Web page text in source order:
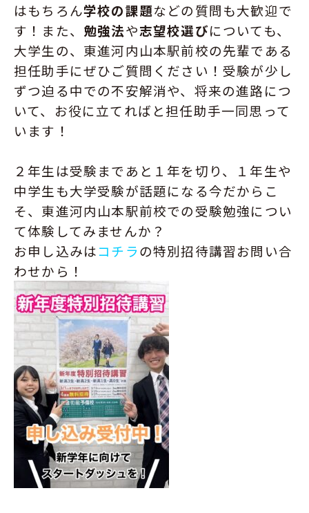
はもちろん学校の課題などの質問も大歓迎で
す！また、 勉強法や志望校選びについても、
大学生の、東進河内山本駅前校の先輩である
担任助手にぜひご質問ください！受験が少し
ずつ迫る中での不安解消や、将来の進路につ
いて、お役に立てればと担任助手一同思って
います！
２年生は受験まであと１年を切り、１年生や
中学生も大学受験が話題になる今だからこ
そ、東進河内山本駅前校での受験勉強につい
て体験してみませんか？
お申し込みはコチラの特別招待講習お問い合
わせから！